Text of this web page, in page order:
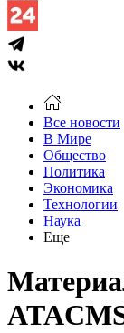
Все новости
В Мире
Общество
Политика
Экономика
Технологии
Наука
Еще